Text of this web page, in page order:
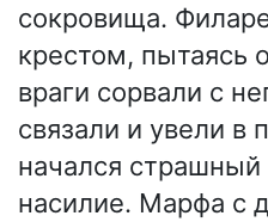
сокровища.
крестом, пытаясь
враги сорвали с
связали и увели в
начался страшный
насилие. Марфа с